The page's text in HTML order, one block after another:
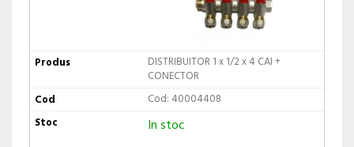
DISTRIBUITOR 1 x 1/2 x 4 CAI +
CONECTOR
Cod: 40004408
In stoc